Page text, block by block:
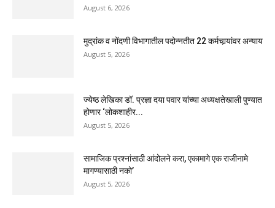
August 6, 2026
मुद्रांक व नोंदणी विभागातील पदोन्नतीत 22 कर्मचार्‍यांवर अन्याय
August 5, 2026
ज्येष्ठ लेखिका डॉ. प्रज्ञा दया पवार यांच्या अध्यक्षतेखाली पुण्यात
होणार ‘लोकशाहीर...
August 5, 2026
सामाजिक प्रश्नांसाठी आंदोलने करा, एकामागे एक राजीनामे
मागण्यासाठी नको’
August 5, 2026